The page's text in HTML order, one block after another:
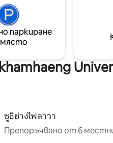
денонощни
паркиране
място
ซูชิย่างไฟลาวา
Препоръчвано от 6